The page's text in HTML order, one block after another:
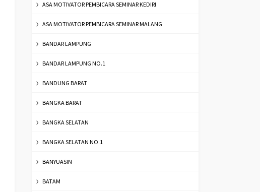
ASA MOTIVATOR PEMBICARA SEMINAR KEDIRI
ASA MOTIVATOR PEMBICARA SEMINAR MALANG
BANDAR LAMPUNG
BANDAR LAMPUNG NO.1
BANDUNG BARAT
BANGKA BARAT
BANGKA SELATAN
BANGKA SELATAN NO.1
BANYUASIN
BATAM